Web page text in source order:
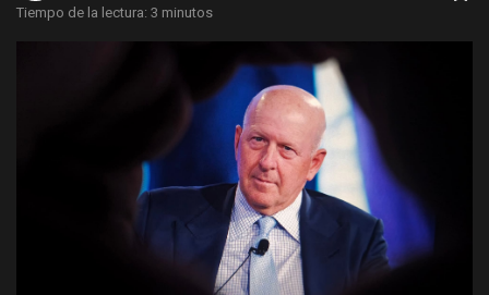
Tiempo de la lectura: 3 minutos